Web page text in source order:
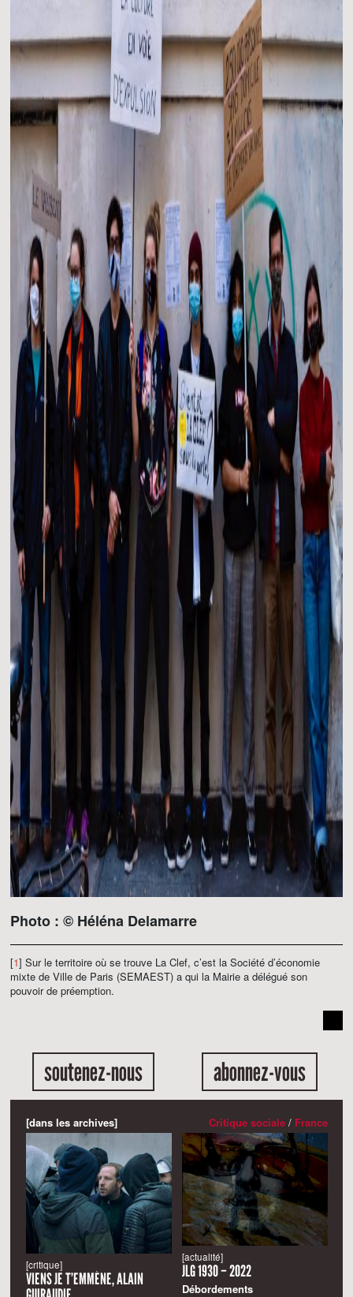
Photo : © Héléna Delamarre
[1] Sur le territoire où se trouve La Clef, c’est la Société d’économie
mixte de Ville de Paris (SEMAEST) a qui la Mairie a délégué son
pouvoir de préemption.
soutenez-nous abonnez-vous
[dans les archives] Critique sociale/ France
[critique]
VIENS JE T’EMMÈNE, ALAIN
[actualité]
JLG 1930 – 2022
Débordements